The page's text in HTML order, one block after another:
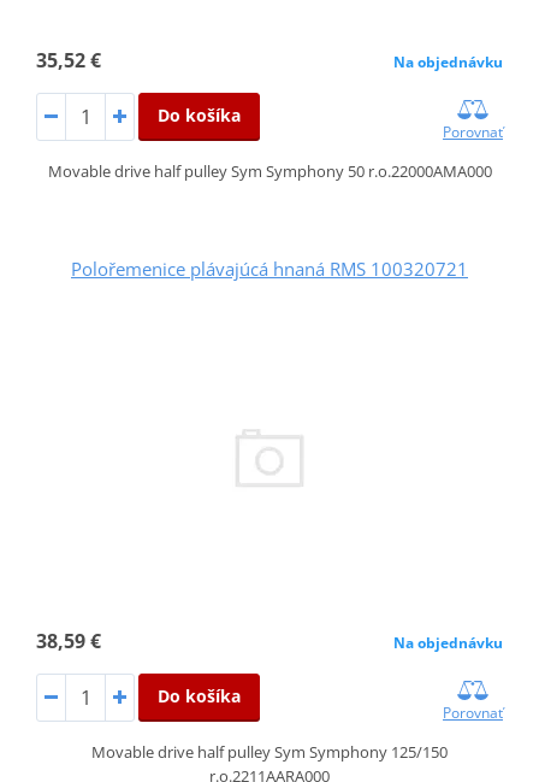
35,52 € Na objednávku
Do košíka
Porovnať
Movable drive half pulley Sym Symphony 50 r.o.22000AMA000
Polořemenice plávajúcá hnaná RMS 100320721
38,59 € Na objednávku
Do košíka
Porovnať
Movable drive half pulley Sym Symphony 125/150
r.o.2211AARA000